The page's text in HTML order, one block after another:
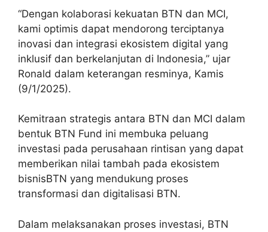
“Dengan kolaborasi kekuatan BTN dan MCI,
kami optimis dapat mendorong terciptanya
inovasi dan integrasi ekosistem digital yang
inklusif dan berkelanjutan di Indonesia,” ujar
Ronald dalam keterangan resminya, Kamis
(9/1/2025).
Kemitraan strategis antara BTN dan MCI dalam
bentuk BTN Fund ini membuka peluang
investasi pada perusahaan rintisan yang dapat
memberikan nilai tambah pada ekosistem
bisnisBTN yang mendukung proses
transformasi dan digitalisasi BTN.
Dalam melaksanakan proses investasi, BTN